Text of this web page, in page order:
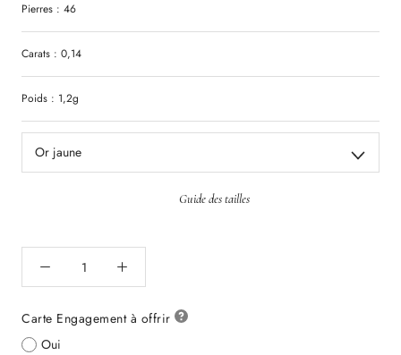
Pierres : 46
Carats : 0,14
Poids : 1,2g
Or jaune
Guide des tailles
Carte Engagement à offrir
Oui